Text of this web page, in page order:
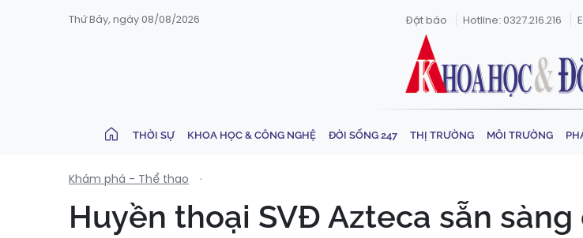
Thứ Bảy, ngày 08/08/2026 Đặt báo Hotline: 0327.216.216
THỜI SỰ KHOA HỌC & CÔNG NGHỆ ĐỜI SỐNG 247 THỊ TRƯỜNG MÔI TRƯỜNG
Khám phá - Thể thao
Huyền thoại SVĐ Azteca sẵn